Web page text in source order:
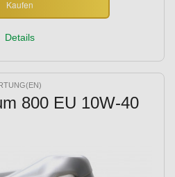
Kaufen
Details
800 EU 10W-40